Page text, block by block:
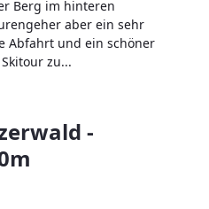
Berg im hinteren
aber ein sehr
Abfahrt und ein schöner
zu...
-